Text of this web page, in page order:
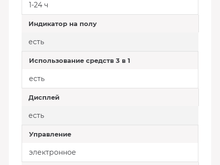
1-24 ч
Индикатор на полу
есть
Использование средств 3 в 1
есть
Дисплей
есть
Управление
электронное